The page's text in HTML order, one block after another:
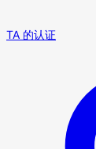
TA 的认证